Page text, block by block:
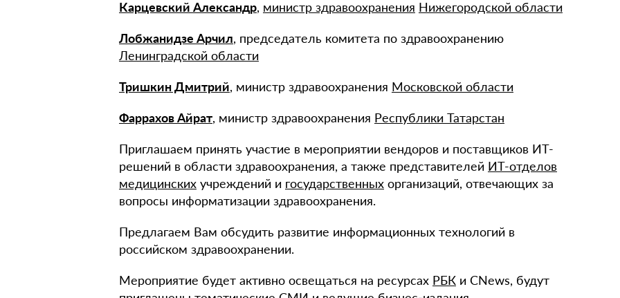
Карцевский Александр, министр здравоохранения Нижегородской области
Лобжанидзе Арчил, председатель комитета по здравоохранению
Ленинградской области
Тришкин Дмитрий, министр здравоохранения Московской области
Фаррахов Айрат, министр здравоохранения Республики Татарстан
Приглашаем принять участие в мероприятии вендоров и поставщиков ИТ-
решений в области здравоохранения, а также представителей ИТ-отделов
медицинских учреждений и государственных организаций, отвечающих за
вопросы информатизации здравоохранения.
Предлагаем Вам обсудить развитие информационных технологий в
российском здравоохранении.
Мероприятие будет активно освещаться на ресурсах РБК и CNews, будут